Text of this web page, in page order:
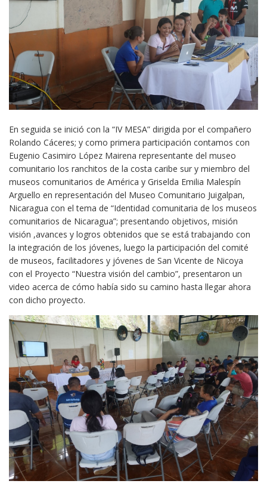
En seguida se inició con la “IV MESA” dirigida por el compañero
Rolando Cáceres; y como primera participación contamos con
Eugenio Casimiro López Mairena representante del museo
comunitario los ranchitos de la costa caribe sur y miembro del
museos comunitarios de América y Griselda Emilia Malespín
Arguello en representación del Museo Comunitario Juigalpan,
Nicaragua con el tema de “Identidad comunitaria de los museos
comunitarios de Nicaragua”; presentando objetivos, misión
visión ,avances y logros obtenidos que se está trabajando con
la integración de los jóvenes, luego la participación del comité
de museos, facilitadores y jóvenes de San Vicente de Nicoya
con el Proyecto “Nuestra visión del cambio”, presentaron un
video acerca de cómo había sido su camino hasta llegar ahora
con dicho proyecto.